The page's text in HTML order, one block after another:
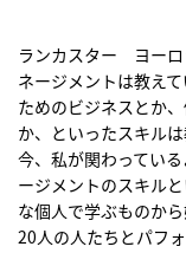
ランカスター ヨーロ
ネージメントは教え
ためのビジネスとか
か、といったスキルは
今、私が関わってい
ージメントのスキル
な個人で学ぶものか
20人の人たちとパフ